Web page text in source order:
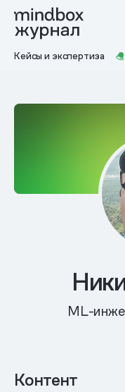
Кейсы и экспертиза
ML-
Контент